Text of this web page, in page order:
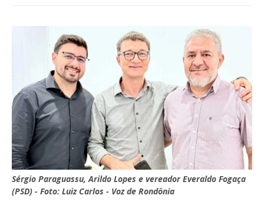
Sérgio Paraguassu, Arildo Lopes e vereador Everaldo Fogaça
(PSD) - Foto: Luiz Carlos - Voz de Rondônia